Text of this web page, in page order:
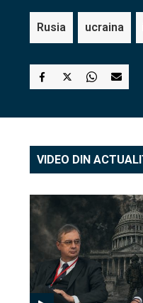
Rusia ucraina
VIDEO DIN